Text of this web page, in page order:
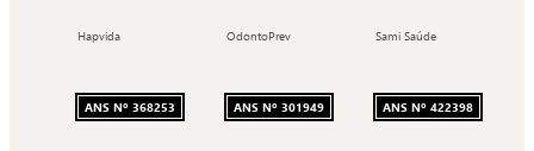
Hapvida
ANS Nº 368253
OdontoPrev
ANS Nº 301949
Sami Saúde
ANS Nº 422398